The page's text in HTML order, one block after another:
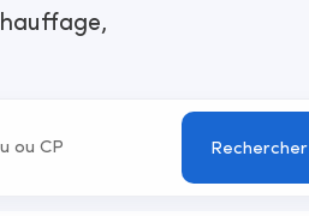
Rechercher